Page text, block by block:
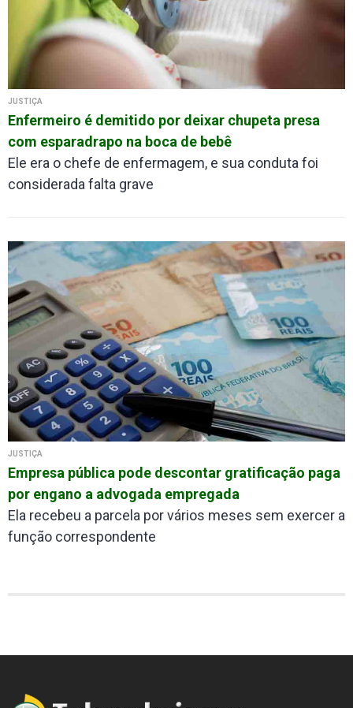
JUSTIÇA
Enfermeiro é demitido por deixar chupeta presa
com esparadrapo na boca de bebê
Ele era o chefe de enfermagem, e sua conduta foi
considerada falta grave
JUSTIÇA
Empresa pública pode descontar gratificação paga
por engano a advogada empregada
Ela recebeu a parcela por vários meses sem exercer a
função correspondente